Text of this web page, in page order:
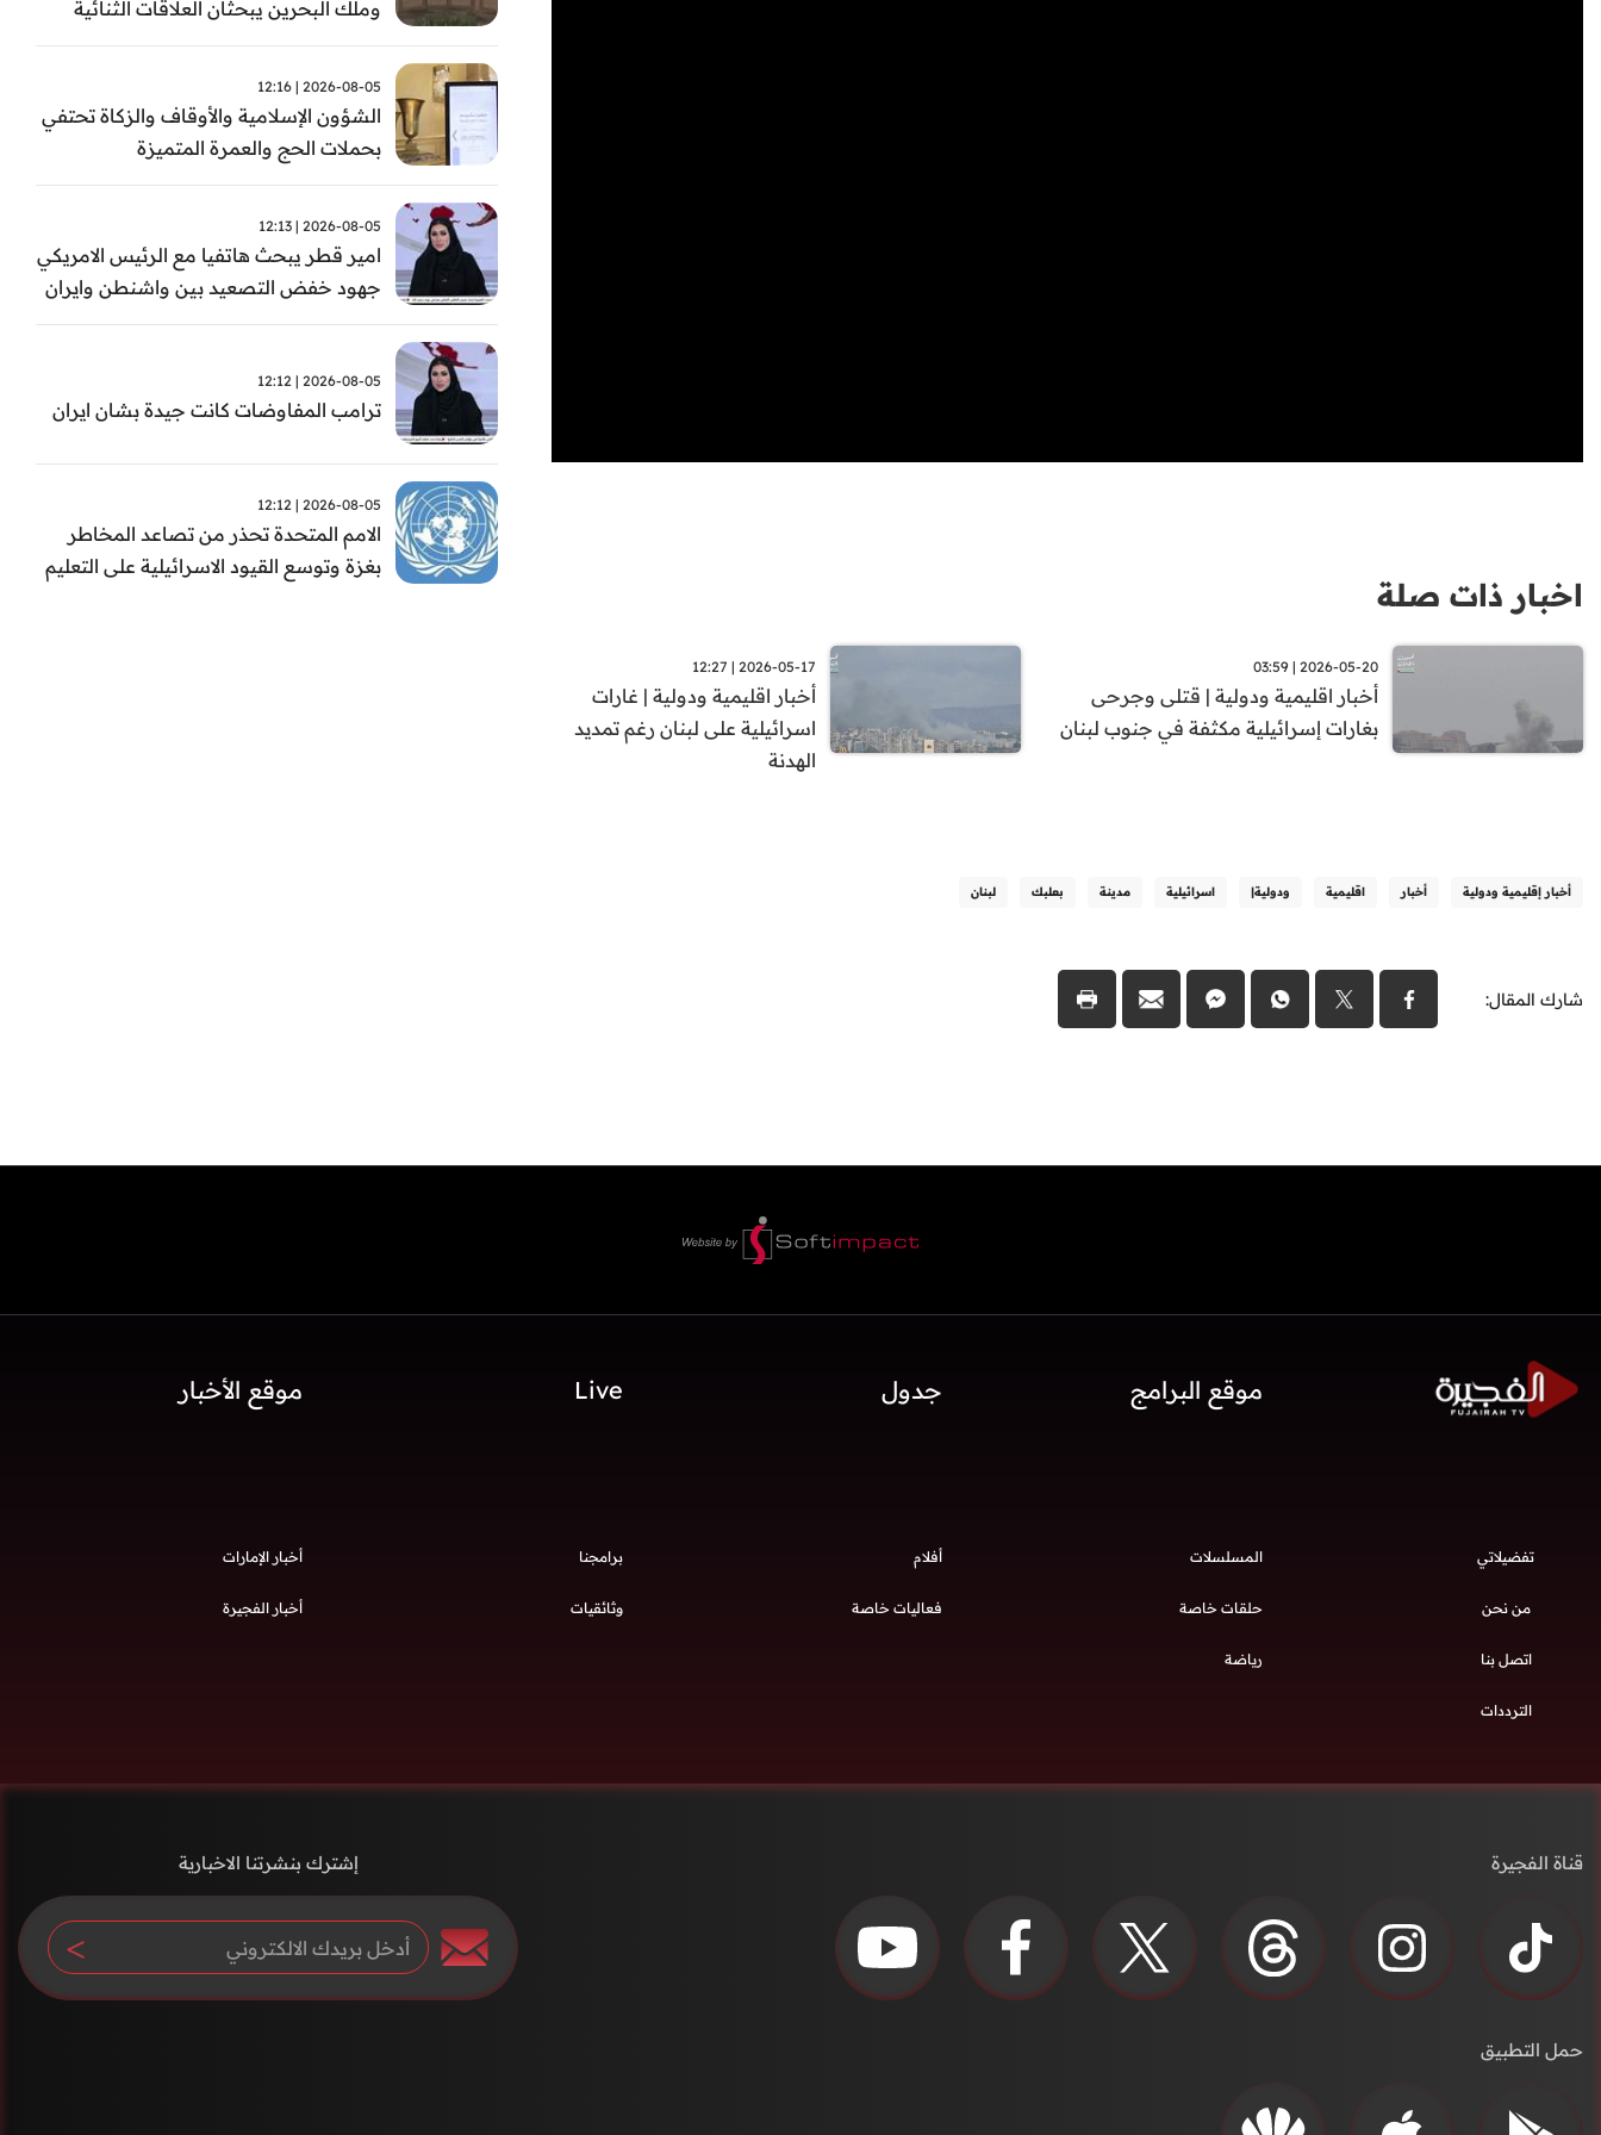
اخبار ذات صلة
2026-05-20 | 03:59
أخبار اقليمية ودولية | قتلى وجرحى
بغارات إسرائيلية مكثفة في جنوب لبنان
2026-05-17 | 12:27
أخبار اقليمية ودولية | غارات
اسرائيلية على لبنان رغم تمديد
الهدنة
أخبار إقليمية ودولية أخبار اقليمية ودولية| اسرائيلية مدينة بعلبك لبنان
شارك المقال:
وملك البحرين يبحثان العلاقات الثنائية
وتطورات الأوضاع الإقليمية
2026-08-05 | 12:16
الشؤون الإسلامية والأوقاف والزكاة تحتفي
بحملات الحج والعمرة المتميزة
2026-08-05 | 12:13
امير قطر يبحث هاتفيا مع الرئيس الامريكي
جهود خفض التصعيد بين واشنطن وايران
2026-08-05 | 12:12
ترامب المفاوضات كانت جيدة بشان ايران
2026-08-05 | 12:12
الامم المتحدة تحذر من تصاعد المخاطر
بغزة وتوسع القيود الاسرائيلية على التعليم
موقع البرامج جدول Live موقع الأخبار
تفضيلاتي
من نحن
اتصل بنا
الترددات
المسلسلات أفلام برامجنا
حلقات خاصة فعاليات خاصة وثائقيات
رياضة
أخبار الإمارات
أخبار الفجيرة
قناة الفجيرة
حمل التطبيق
إشترك بنشرتنا الاخبارية